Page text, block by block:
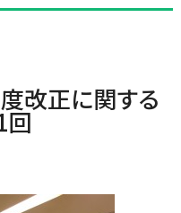
改正に関する
回